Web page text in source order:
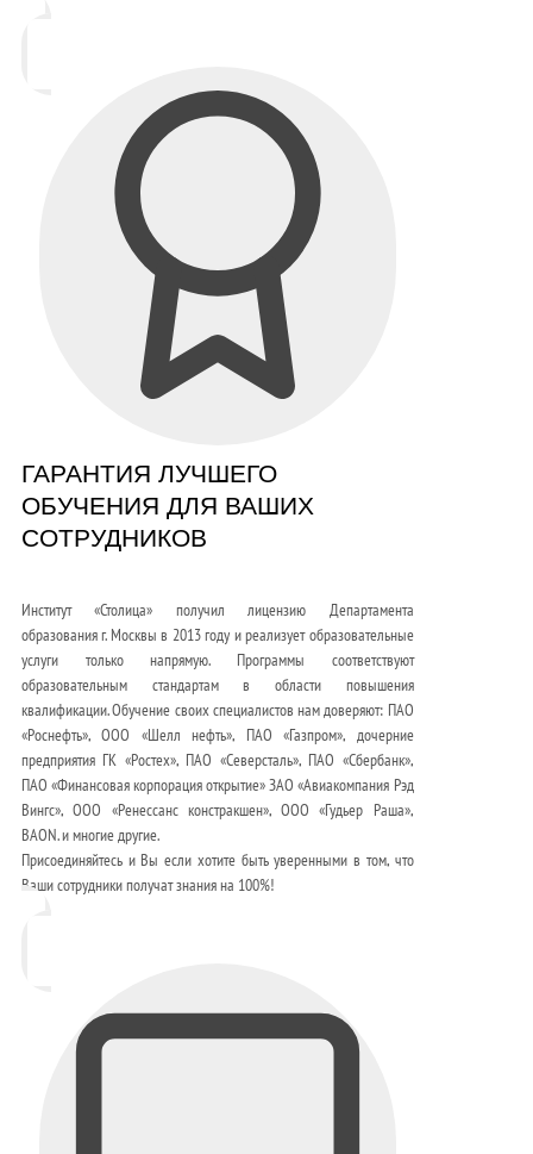
ГАРАНТИЯ ЛУЧШЕГО
ОБУЧЕНИЯ ДЛЯ ВАШИХ
СОТРУДНИКОВ
Институт «Столица» получил лицензию Департамента
образования г. Москвы в 2013 году и реализует образовательные
услуги только напрямую. Программы соответствуют
образовательным стандартам в области повышения
квалификации. Обучение своих специалистов нам доверяют: ПАО
«Роснефть», ООО «Шелл нефть», ПАО «Газпром», дочерние
предприятия ГК «Ростех», ПАО «Северсталь», ПАО «Сбербанк»,
ПАО «Финансовая корпорация открытие» ЗАО «Авиакомпания Рэд
Вингс», ООО «Ренессанс констракшен», ООО «Гудьер Раша»,
BAON. и многие другие.
Присоединяйтесь и Вы если хотите быть уверенными в том, что
Ваши сотрудники получат знания на 100%!